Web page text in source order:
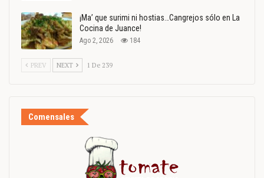
¡Ma’ que surimi ni hostias…Cangrejos sólo en La
Cocina de Juance!
Ago 2, 2026 184
PREV NEXT 1 De 239
Comensales